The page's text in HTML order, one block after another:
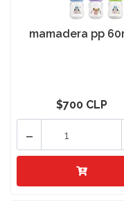
mamadera pp
$700 CLP
-